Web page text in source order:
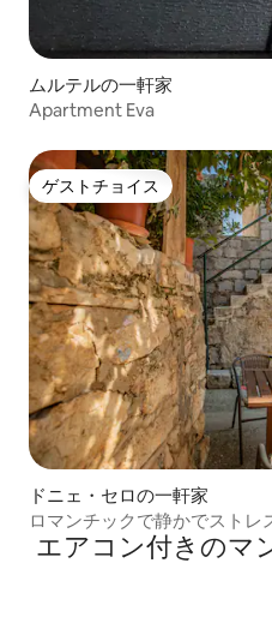
ムルテルの一軒家
Apartment Eva
ゲストチョイス
ゲストチョイス
ドニェ・セロの一軒家
ロマンチックで静かでストレ
エアコン付きのマ